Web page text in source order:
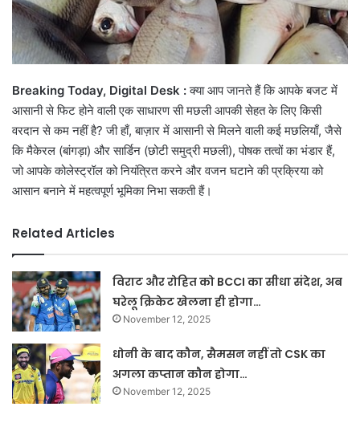
Breaking Today, Digital Desk :क्या आप जानते हैं कि आपके बजट में
आसानी से फिट होने वाली एक साधारण सी मछली आपकी सेहत के लिए किसी
वरदान से कम नहीं है? जी हाँ, बाज़ार में आसानी से मिलने वाली कई मछलियाँ, जैसे
कि मैकेरल (बांगड़ा) और सार्डिन (छोटी समुद्री मछली), पोषक तत्वों का भंडार हैं,
जो आपके कोलेस्ट्रॉल को नियंत्रित करने और वजन घटाने की प्रक्रिया को
आसान बनाने में महत्वपूर्ण भूमिका निभा सकती हैं।
Related Articles
विराट और रोहित को BCCI का सीधा संदेश, अब
घरेलू क्रिकेट खेलना ही होगा…
November 12, 2025
धोनी के बाद कौन, सैमसन नहीं तो CSK का
अगला कप्तान कौन होगा…
November 12, 2025